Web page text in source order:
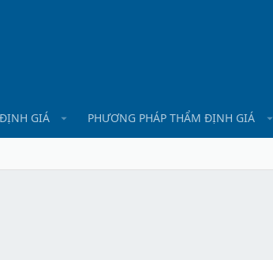
GIÁ PHƯƠNG PHÁP THẨM ĐỊNH GIÁ